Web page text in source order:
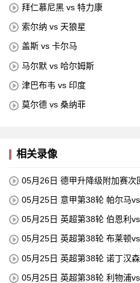
拜仁慕尼黑 vs 特力康
索尔纳 vs 天狼星
盖斯 vs 卡尔马
马尔默 vs 哈尔姆斯
津巴布韦 vs 印度
莫尔德 vs 桑纳菲
相关录像
05月26日 德甲升降级附加赛次
05月25日 意甲第38轮 帕尔马
05月25日 英超第38轮 伯恩利
05月25日 英超第38轮 布莱顿
05月25日 英超第38轮 诺丁汉
05月25日 英超第38轮 利物浦